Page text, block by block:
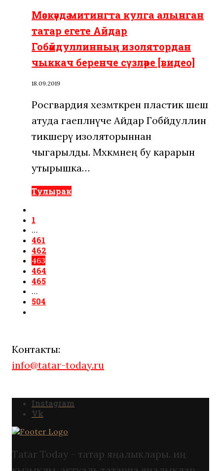
Мәскәүдә митингта кулга алынган
татар егете Айдар
Гобәйдуллинның изолятордан
чыккач беренче сүзләре [видео]
18.09.2019
Росгвардия хезмәткәренә пластик шешә
атуда гаепләнүче Айдар Гобәйдуллин
тикшерү изоляторыннан
чыгарылды. Мәхкәмәнең бу карарын
утырышка…
Тулырак
1
…
461
462
463
464
465
…
504
Контакты:
info@tatar-today.ru
Instagram
Vk
Tatar Today - татар яңалыклары. иң